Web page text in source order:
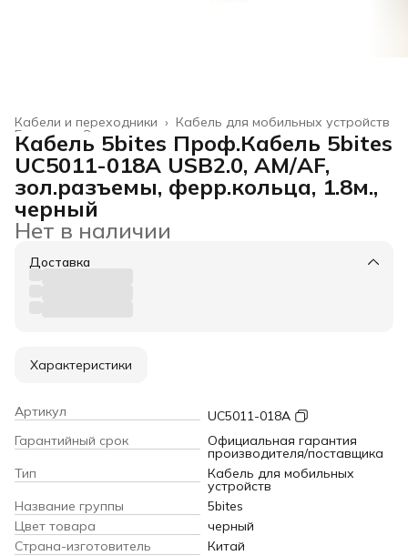
Кабель для мобильных устройств
Кабели и переходники ›
Электроника ›
Главная
Кабель 5bites Проф.Кабель 5bites
UC5011-018A USB2.0, AM/AF,
зол.разъемы, ферр.кольца, 1.8м.,
черный
Нет в наличии
Доставка
Характеристики
Артикул
UC5011-018A
Гарантийный срок
Официальная гарантия
производителя/поставщика
Тип
Кабель для мобильных
устройств
Название группы
5bites
Цвет товара
черный
Страна-изготовитель
Китай